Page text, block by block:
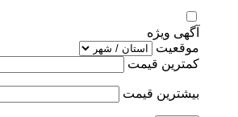
آگهی ویژه
موقعیت
کمترین قیمت
بیشترین قیمت